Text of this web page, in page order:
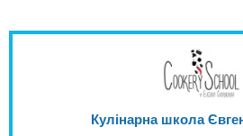
Кулінарна школа